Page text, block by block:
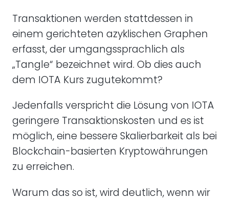
Transaktionen werden stattdessen in
einem gerichteten azyklischen Graphen
erfasst, der umgangssprachlich als
„Tangle“ bezeichnet wird. Ob dies auch
dem IOTA Kurs zugutekommt?
Jedenfalls verspricht die Lösung von IOTA
geringere Transaktionskosten und es ist
möglich, eine bessere Skalierbarkeit als bei
Blockchain-basierten Kryptowährungen
zu erreichen.
Warum das so ist, wird deutlich, wenn wir